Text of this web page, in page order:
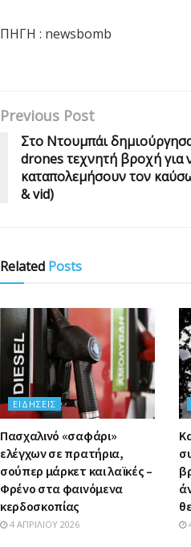
ΠΗΓΗ : newsbomb
Previous Post
Στο Ντουμπάι
drones τεχνητή βροχή για
καταπολεμήσουν τον
& vid)
Related Posts
ΕΙΔΉΣΕΙΣ
Πασχαλινό «σαφάρι»
ελέγχων σε πρατήρια,
σούπερ μάρκετ και λαϊκές –
Φρένο στα φαινόμενα
κερδοσκοπίας
4 ΑΠΡΙΛΊΟΥ 2026